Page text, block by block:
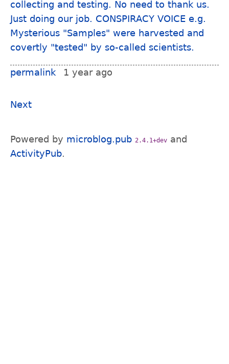
permalink 1 year ago
Next
Powered by microblog.pub 2.4.1+dev and
ActivityPub.